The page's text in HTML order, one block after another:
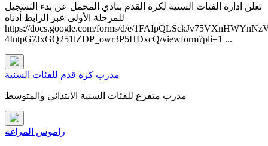
تعلن ادارة الفئات السنية لكرة القدم بنادي المحمل عن بدء التسجيل
للمرحلة الأولى عبر الرابط أدناه​
https://docs.google.com/forms/d/e/
4IntpG7JxGQ251lZDP_owr3P5HDxcQ/viewform?pli=1 ...
مدرب كرة قدم للفئات السنية
راموس المراغه